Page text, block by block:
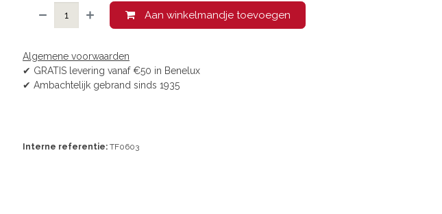
Aan winkelmandje toevoegen
Algemene voorwaarden
✔ GRATIS levering vanaf €50 in Benelux
✔ Ambachtelijk gebrand sinds 1935
Interne referentie: TF0603